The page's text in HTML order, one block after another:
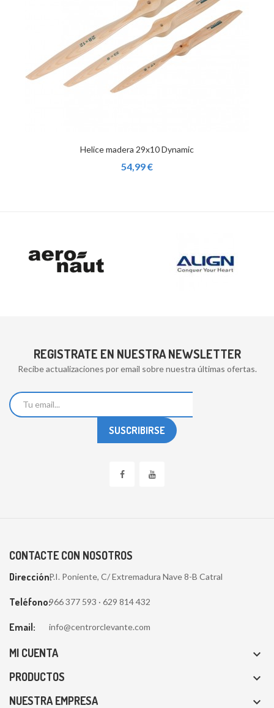
Helice madera 29x10 Dynamic
54,99 €
REGISTRATE EN NUESTRA NEWSLETTER
Recibe actualizaciones por email sobre nuestra últimas ofertas.
CONTACTE CON NOSOTROS
Dirección:P.I. Poniente, C/ Extremadura Nave 8-B Catral
Teléfono:966 377 593 · 629 814 432
Email: info@centrorclevante.com
MI CUENTA 
PRODUCTOS 
NUESTRA EMPRESA 